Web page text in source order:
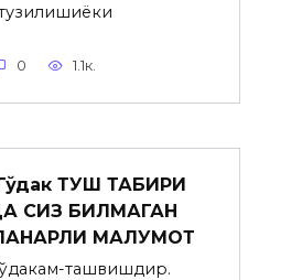
0 1.1к.
ТУШ ТАБИРИ
СИЗ БИЛМАГАН
МАЛУМОТ
ташвишдир.